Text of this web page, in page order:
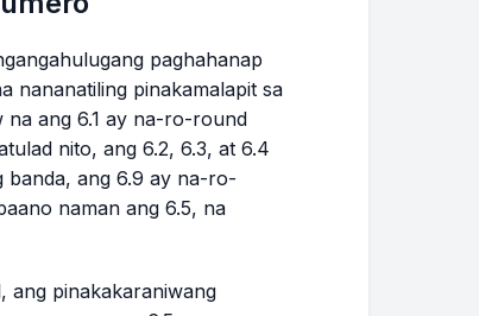
paghahanap
nananatiling pinakamalapit sa
na ang 6.1 ay na-ro-round
nito, ang 6.2, 6.3, at 6.4
banda, ang 6.9 ay na-ro-
naman ang 6.5, na
ang pinakakaraniwang